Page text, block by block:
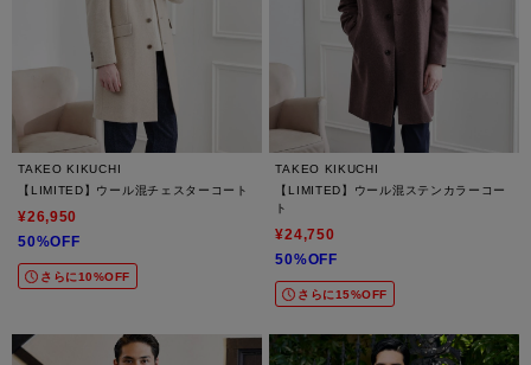
TAKEO KIKUCHI
【LIMITED】ウール混チェスターコート
¥26,950
50%OFF
さらに10%OFF
TAKEO KIKUCHI
【LIMITED】ウール混ステンカラーコー
ト
¥24,750
50%OFF
さらに15%OFF